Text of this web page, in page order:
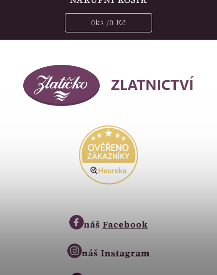
0ks /0 Kč
náš Facebook
náš Instagram